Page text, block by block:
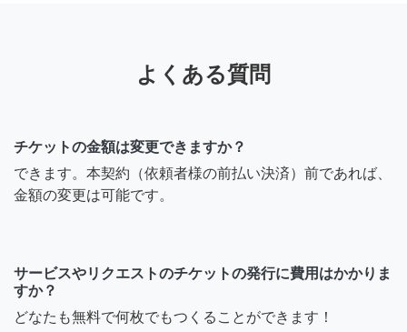
よくある質問
チケットの金額は変更できますか？
できます。本契約（依頼者様の前払い決済）前であれば、
金額の変更は可能です。
サービスやリクエストのチケットの発行に費用はかかりま
すか？
どなたも無料で何枚でもつくることができます！